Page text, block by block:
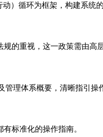
）循环为框架，构建系统
的重视，这一政策需由高
理体系概要，清晰指引操
标准化的操作指南。